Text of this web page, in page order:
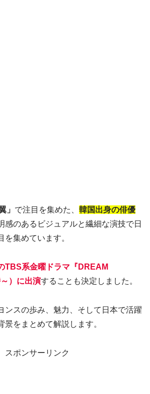
」 で注目を集めた、 韓国出身の俳優
感のあるビジュアルと繊細な演技で日
を集めています。
TBS系金曜ドラマ『DREAM
）に出演することも決定しました。
ンスの歩み、魅力、そして日本で活躍
景をまとめて解説します。
スポンサーリンク